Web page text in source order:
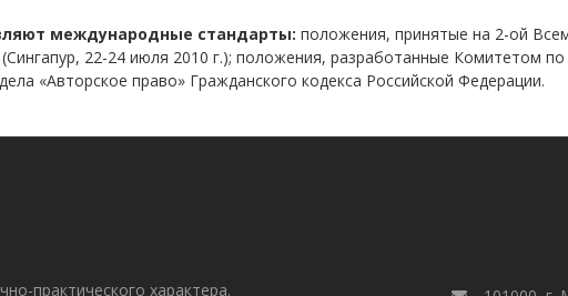
международные стандарты: положения, принятые на 2-ой
22-24 июля 2010 г.); положения, разработанные Комитетом по
«Авторское право» Гражданского кодекса Российской Федерации.
практического характера.